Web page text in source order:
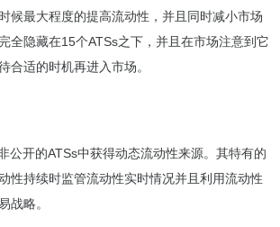
候最大程度的提高流动性，并且同时减小市场
全隐藏在15个ATSs之下，并且在市场注意到它
合适的时机再进入市场。
公开的ATSs中获得动态流动性来源。其特有的
性持续时监管流动性实时情况并且利用流动性
战略。